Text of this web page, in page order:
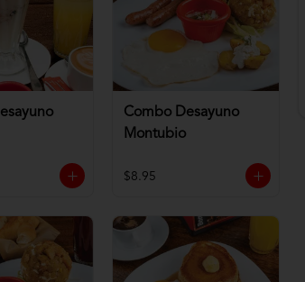
Combo Desayuno
Montubio
$8.95